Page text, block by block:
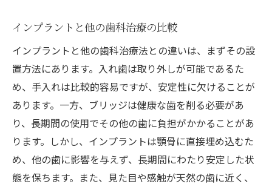
施術前に知っておくべきこと
岡山市で安心してインプラントを受けるた
めの準備
不安を軽減する施術環境とサポート
インプラント施術後の不安解消法
疑問を解消するための専門医のアプローチ
岡山市での施術を受ける際の注意点
インプラント施術後のケア岡山市での健康的な
インプラントと他の歯科治療の比較
インプラントと他の歯科治療法との違いは、まずその設
置方法にあります。入れ歯は取り外しが可能であるた
め、手入れは比較的容易ですが、安定性に欠けることが
あります。一方、ブリッジは健康な歯を削る必要があ
り、長期間の使用でその他の歯に負担がかかることがあ
ります。しかし、インプラントは顎骨に直接埋め込むた
め、他の歯に影響を与えず、長期間にわたり安定した状
態を保ちます。また、見た目や感触が天然の歯に近く、